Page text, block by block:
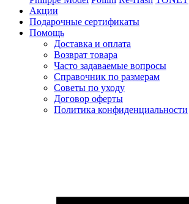
Акции
Подарочные сертификаты
Помощь
Доставка и оплата
Возврат товара
Часто задаваемые вопросы
Справочник по размерам
Советы по уходу
Договор оферты
Политика конфиденциальности